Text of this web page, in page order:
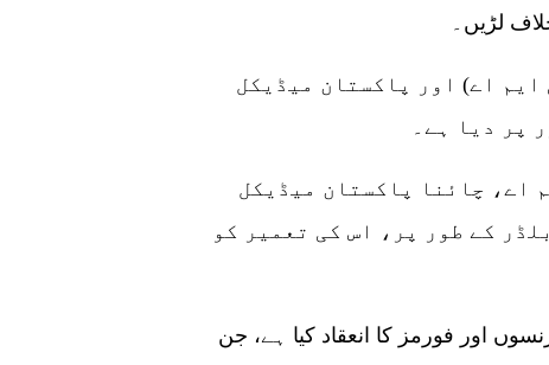
اے) اور پاکستان میڈیکل
پر دیا ہے۔
اے، چائنا پاکستان میڈیکل
کے طور پر، اس کی تعمیر کو
اور فورمز کا انعقاد کیا ہے، جن